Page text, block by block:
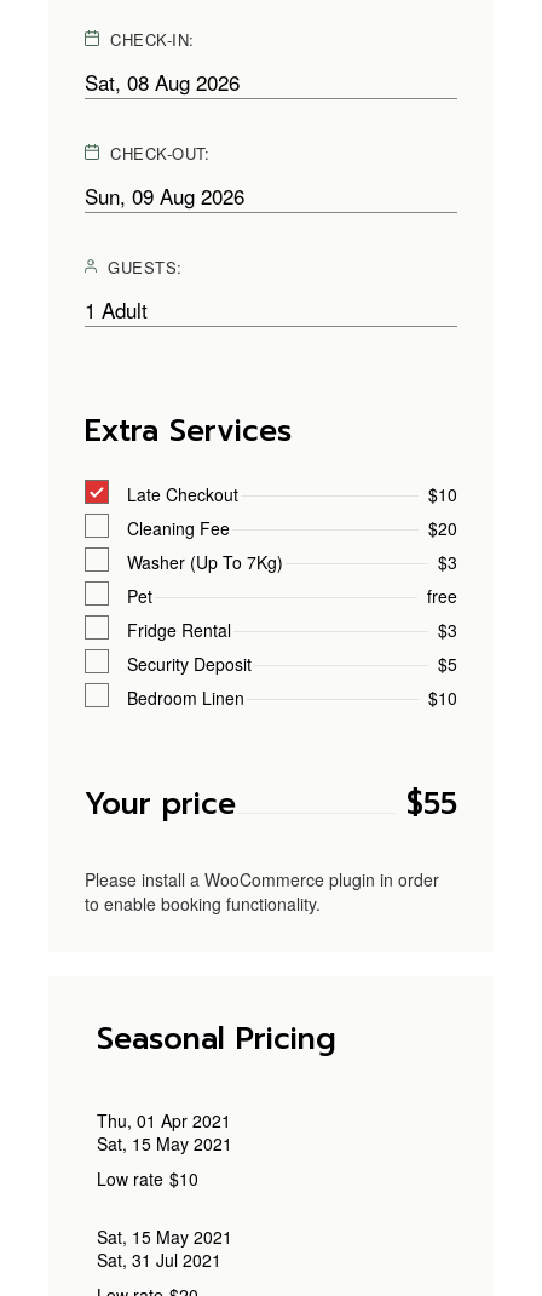
CHECK-IN:
CHECK-OUT:
GUESTS:
Extra Services
Late Checkout
$10
Cleaning Fee
$20
Washer (Up To 7Kg)
$3
Pet
free
Fridge Rental
$3
Security Deposit
$5
Bedroom Linen
$10
Your price $55
Please install a WooCommerce plugin in order
to enable booking functionality.
Seasonal Pricing
Thu, 01 Apr 2021
Sat, 15 May 2021
Low rate $10
Sat, 15 May 2021
Sat, 31 Jul 2021